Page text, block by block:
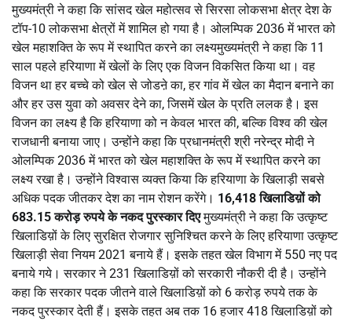
मुख्यमंत्री ने कहा कि सांसद खेल महोत्सव से सिरसा लोकसभा क्षेत्र देश के
टॉप-10 लोकसभा क्षेत्रों में शामिल हो गया है। ओलम्पिक 2036 में भारत को
खेल महाशक्ति के रूप में स्थापित करने का लक्ष्यमुख्यमंत्री ने कहा कि 11
साल पहले हरियाणा में खेलों के लिए एक विजन विकसित किया था। वह
विजन था हर बच्चे को खेल से जोडऩे का, हर गांव में खेल का मैदान बनाने का
और हर उस युवा को अवसर देने का, जिसमें खेल के प्रति ललक है। इस
विजन का लक्ष्य है कि हरियाणा को न केवल भारत की, बल्कि विश्व की खेल
राजधानी बनाया जाए। उन्होंने कहा कि प्रधानमंत्री श्री नरेन्द्र मोदी ने
ओलम्पिक 2036 में भारत को खेल महाशक्ति के रूप में स्थापित करने का
लक्ष्य रखा है। उन्होंने विश्वास व्यक्त किया कि हरियाणा के खिलाड़ी सबसे
अधिक पदक जीतकर देश का नाम रोशन करेंगे। 16,418 खिलाडिय़ों को
683.15 करोड़ रुपये के नकद पुरस्कार दिएमुख्यमंत्री ने कहा कि उत्कृष्ट
खिलाडिय़ों के लिए सुरक्षित रोजगार सुनिश्चित करने के लिए हरियाणा उत्कृष्ट
खिलाड़ी सेवा नियम 2021 बनाये हैं। इसके तहत खेल विभाग में 550 नए पद
बनाये गये। सरकार ने 231 खिलाडिय़ों को सरकारी नौकरी दी है। उन्होंने
कहा कि सरकार पदक जीतने वाले खिलाडिय़ों को 6 करोड़ रुपये तक के
नकद पुरस्कार देती हैं। इसके तहत अब तक 16 हजार 418 खिलाडिय़ों को